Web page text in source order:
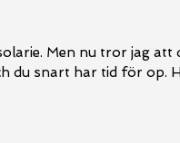
Men nu tror jag
du snart har tid för op.